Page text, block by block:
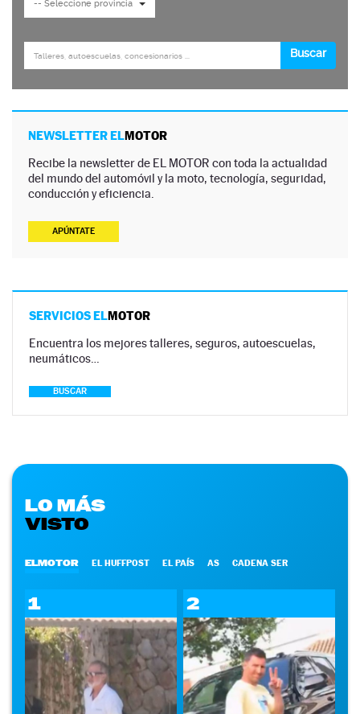
NEWSLETTER ELMOTOR
Recibe la newsletter de EL MOTOR con toda la actualidad
del mundo del automóvil y la moto, tecnología, seguridad,
conducción y eficiencia.
APÚNTATE
SERVICIOS ELMOTOR
Encuentra los mejores talleres, seguros, autoescuelas,
neumáticos…
BUSCAR
LO MÁS
VISTO
ELMOTOR EL HUFFPOST EL PAÍS AS CADENA SER
1 2